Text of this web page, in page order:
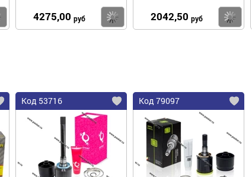
Купить
4275,00 руб Купить
2042,50 руб
Код 53716 Код 79097